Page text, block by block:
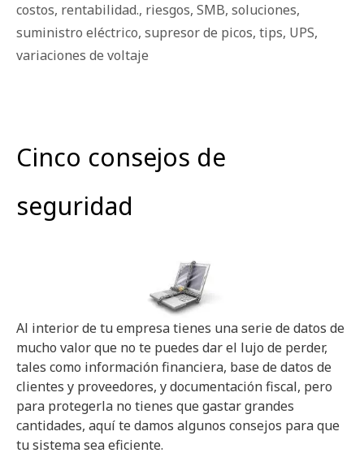
costos, rentabilidad., riesgos, SMB, soluciones,
suministro eléctrico, supresor de picos, tips, UPS,
variaciones de voltaje
Cinco consejos de
seguridad
Al interior de tu empresa tienes una serie de datos de
mucho valor que no te puedes dar el lujo de perder,
tales como información financiera, base de datos de
clientes y proveedores, y documentación fiscal, pero
para protegerla no tienes que gastar grandes
cantidades, aquí te damos algunos consejos para que
tu sistema sea eficiente.